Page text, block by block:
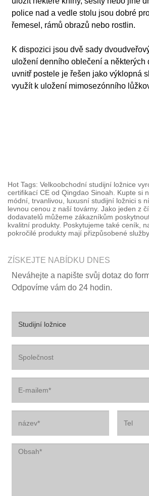
police nad a vedle stolu jsou dobré
řemesel, rámů obrazů nebo rostlin.
K dispozici jsou dvě sady
uložení denního oblečení a některých
uvnitř postele je řešen jako výklopná
využít k uložení mimosezónního
Hot Tags: Velkoobchodní studijní ložnice
certifikací CE od Qingdao Sinoah. Kupte si
módní, trvanlivou, luxusní studijní ložnici s
levnou cenou z naší továrny. Jako jeden z
dodavatelů můžeme zákazníkům
kvalitní produkty. Poskytujeme také ceník,
pokročilé produkty mají přizpůsobené služby.
ZÍSKEJTE NABÍDKU DNES
Neváhejte a napište svůj dotaz do
Odpovíme vám do 24 hodin.